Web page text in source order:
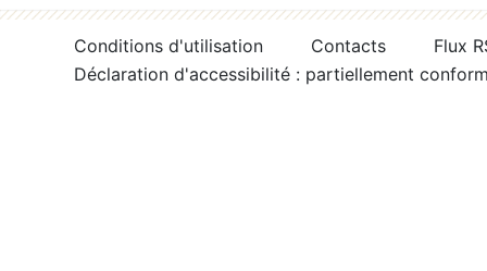
Conditions d'utilisation Contacts
Flux
Déclaration d'accessibilité : partiellement